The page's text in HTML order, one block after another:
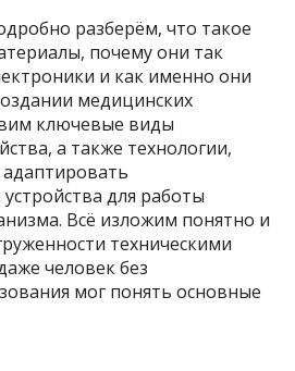
разберём, что такое
почему они так
и как именно они
медицинских
ключевые виды
а также технологии,
для работы
Всё изложим понятно и
техническими
человек без
мог понять основные